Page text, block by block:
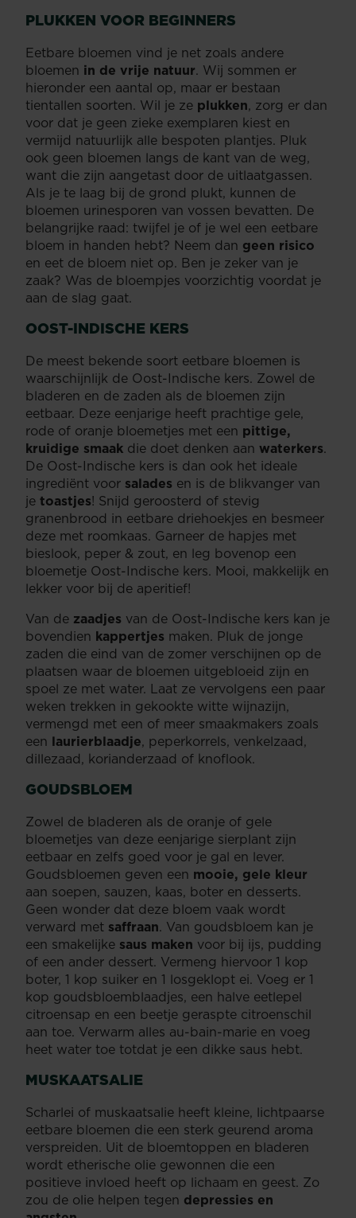
PLUKKEN VOOR BEGINNERS
Eetbare bloemen vind je net zoals andere
bloemen in de vrije natuur. Wij sommen er
hieronder een aantal op, maar er bestaan
tientallen soorten. Wil je ze plukken, zorg er dan
voor dat je geen zieke exemplaren kiest en
vermijd natuurlijk alle bespoten plantjes. Pluk
ook geen bloemen langs de kant van de weg,
want die zijn aangetast door de uitlaatgassen.
Als je te laag bij de grond plukt, kunnen de
bloemen urinesporen van vossen bevatten. De
belangrijke raad: twijfel je of je wel een eetbare
bloem in handen hebt? Neem dan geen risico
en eet de bloem niet op. Ben je zeker van je
zaak? Was de bloempjes voorzichtig voordat je
aan de slag gaat.
OOST-INDISCHE KERS
De meest bekende soort eetbare bloemen is
waarschijnlijk de Oost-Indische kers. Zowel de
bladeren en de zaden als de bloemen zijn
eetbaar. Deze eenjarige heeft prachtige gele,
rode of oranje bloemetjes met een pittige,
kruidige smaak die doet denken aan waterkers.
De Oost-Indische kers is dan ook het ideale
ingrediënt voor salades en is de blikvanger van
je toastjes! Snijd geroosterd of stevig
granenbrood in eetbare driehoekjes en besmeer
deze met roomkaas. Garneer de hapjes met
bieslook, peper & zout, en leg bovenop een
bloemetje Oost-Indische kers. Mooi, makkelijk en
lekker voor bij de aperitief!
Van de zaadjes van de Oost-Indische kers kan je
bovendien kappertjes maken. Pluk de jonge
zaden die eind van de zomer verschijnen op de
plaatsen waar de bloemen uitgebloeid zijn en
spoel ze met water. Laat ze vervolgens een paar
weken trekken in gekookte witte wijnazijn,
vermengd met een of meer smaakmakers zoals
een laurierblaadje, peperkorrels, venkelzaad,
dillezaad, korianderzaad of knoflook.
GOUDSBLOEM
Zowel de bladeren als de oranje of gele
bloemetjes van deze eenjarige sierplant zijn
eetbaar en zelfs goed voor je gal en lever.
Goudsbloemen geven een mooie, gele kleur
aan soepen, sauzen, kaas, boter en desserts.
Geen wonder dat deze bloem vaak wordt
verward met saffraan. Van goudsbloem kan je
een smakelijke saus maken voor bij ijs, pudding
of een ander dessert. Vermeng hiervoor 1 kop
boter, 1 kop suiker en 1 losgeklopt ei. Voeg er 1
kop goudsbloemblaadjes, een halve eetlepel
citroensap en een beetje geraspte citroenschil
aan toe. Verwarm alles au-bain-marie en voeg
heet water toe totdat je een dikke saus hebt.
MUSKAATSALIE
Scharlei of muskaatsalie heeft kleine, lichtpaarse
eetbare bloemen die een sterk geurend aroma
verspreiden. Uit de bloemtoppen en bladeren
wordt etherische olie gewonnen die een
positieve invloed heeft op lichaam en geest. Zo
zou de olie helpen tegen depressies en